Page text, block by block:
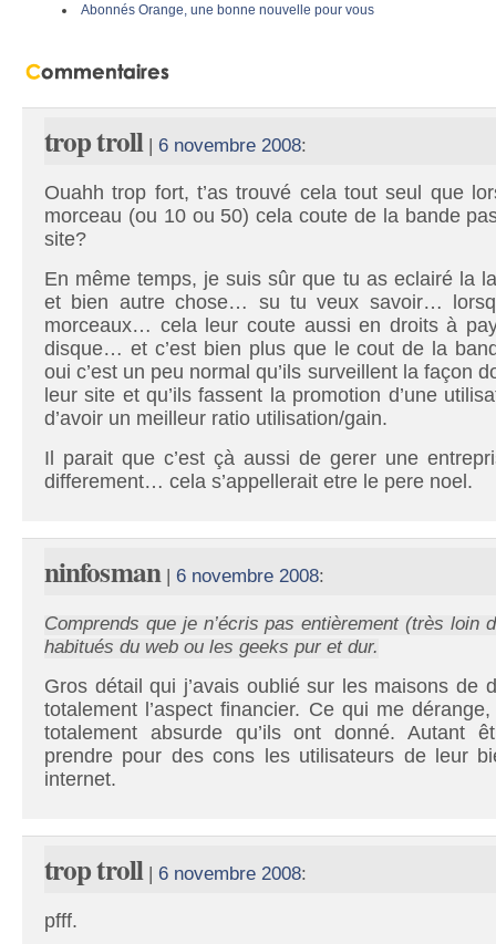
Abonnés Orange, une bonne nouvelle pour vous
trop troll| 6 novembre 2008:
Ouahh trop fort, t’as trouvé cela tout seul que
morceau (ou 10 ou 50) cela coute de la bande
site?
En même temps, je suis sûr que tu as eclairé la
et bien autre chose… su tu veux savoir…
morceaux… cela leur coute aussi en droits à
disque… et c’est bien plus que le cout de la
oui c’est un peu normal qu’ils surveillent la façon
leur site et qu’ils fassent la promotion d’une
d’avoir un meilleur ratio utilisation/gain.
Il parait que c’est çà aussi de gerer une
differement… cela s’appellerait etre le pere noel.
ninfosman| 6 novembre 2008:
Comprends que je n’écris pas entièrement (très loin
habitués du web ou les geeks pur et dur.
Gros détail qui j’avais oublié sur les maisons de
totalement l’aspect financier. Ce qui me
totalement absurde qu’ils ont donné. Autant
prendre pour des cons les utilisateurs de leur
internet.
trop troll| 6 novembre 2008:
pfff.